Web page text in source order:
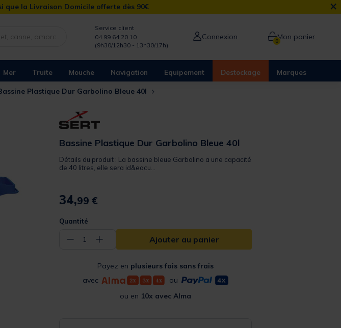
que la Livraison Domicile offerte dès 90€ ×
Service client
04 99 64 20 10
(9h30/12h30 - 13h30/17h)
Connexion 0Mon panier
Mer Truite Mouche Navigation Equipement Destockage Marques
Plastique Dur Garbolino Bleue 40l
Bassine Plastique Dur Garbolino Bleue 40l
Détails du produit : La bassine bleue Garbolino a une capacité
de 40 litres, elle sera id&eacu...
34,99 €
Quantité
− 1 + Ajouter au panier
Payez en plusieurs fois sans frais
avec
ou
ou en 10x avec Alma